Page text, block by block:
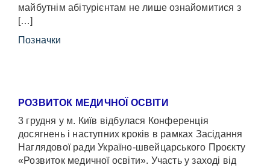
майбутнім абітурієнтам не лише ознайомитися з
[…]
Позначки
РОЗВИТОК МЕДИЧНОЇ ОСВІТИ
3 грудня у м. Київ відбулася Конференція
досягнень і наступних кроків в рамках Засідання
Наглядової ради Україно-швейцарського Проєкту
«Розвиток медичної освіти». Участь у заході від